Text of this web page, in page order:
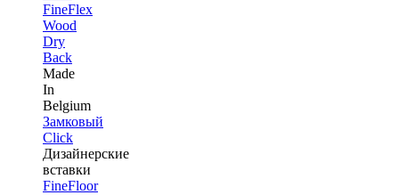
FineFlex
Wood
Dry
Back
Made
In
Belgium
Замковый
Click
Дизайнерские
вставки
FineFloor